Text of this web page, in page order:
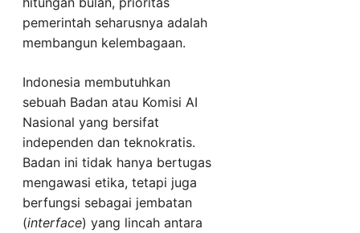
pemerintah seharusnya adalah
membangun kelembagaan.
Indonesia membutuhkan
sebuah Badan atau Komisi AI
Nasional yang bersifat
independen dan teknokratis.
Badan ini tidak hanya bertugas
mengawasi etika, tetapi juga
berfungsi sebagai jembatan
(interface) yang lincah antara